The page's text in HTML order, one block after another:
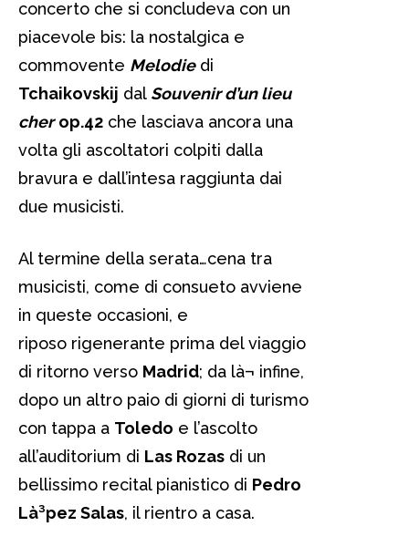
concerto che si concludeva con un
piacevole bis: la nostalgica e
commovente Melodiedi
Tchaikovskij dal Souvenir d’un lieu
cher op.42 che lasciava ancora una
volta gli ascoltatori colpiti dalla
bravura e dall’intesa raggiunta dai
due musicisti.
Al termine della serata…cena tra
musicisti, come di consueto avviene
in queste occasioni, e
riposo rigenerante prima del viaggio
di ritorno verso Madrid; da là¬ infine,
dopo un altro paio di giorni di turismo
con tappa a Toledo e l’ascolto
all’auditorium di Las Rozas di un
bellissimo recital pianistico di Pedro
Là³pez Salas, il rientro a casa.